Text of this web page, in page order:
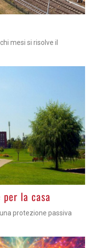
mesi si risolve il
per la casa
protezione passiva